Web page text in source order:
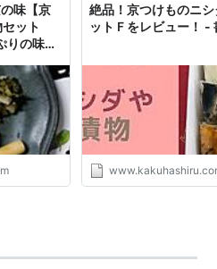
味【京
セット
りの味わ
絶品！京つけものニ
ットＦをレビュー！ -